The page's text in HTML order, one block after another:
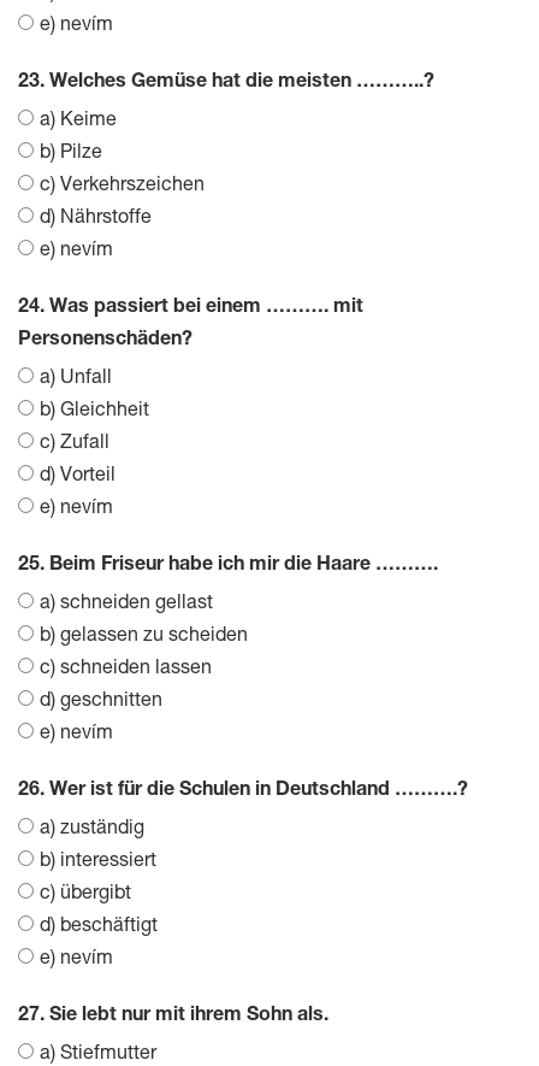
e) nevím
23. Welches Gemüse hat die meisten ………..?
a) Keime
b) Pilze
c) Verkehrszeichen
d) Nährstoffe
e) nevím
24. Was passiert bei einem ………. mit
Personenschäden?
a) Unfall
b) Gleichheit
c) Zufall
d) Vorteil
e) nevím
25. Beim Friseur habe ich mir die Haare ……….
a) schneiden gellast
b) gelassen zu scheiden
c) schneiden lassen
d) geschnitten
e) nevím
26. Wer ist für die Schulen in Deutschland ……….?
a) zuständig
b) interessiert
c) übergibt
d) beschäftigt
e) nevím
27. Sie lebt nur mit ihrem Sohn als.
a) Stiefmutter